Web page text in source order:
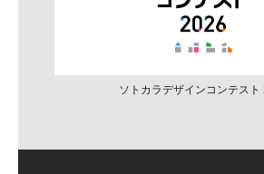
ソトカラデザインコンテスト